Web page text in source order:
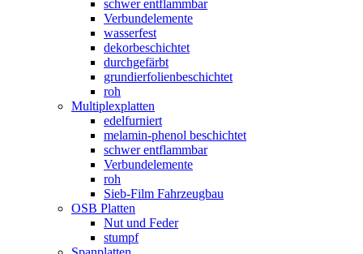
schwer entflammbar
Verbundelemente
wasserfest
dekorbeschichtet
durchgefärbt
grundierfolienbeschichtet
roh
Multiplexplatten
edelfurniert
melamin-phenol beschichtet
schwer entflammbar
Verbundelemente
roh
Sieb-Film Fahrzeugbau
OSB Platten
Nut und Feder
stumpf